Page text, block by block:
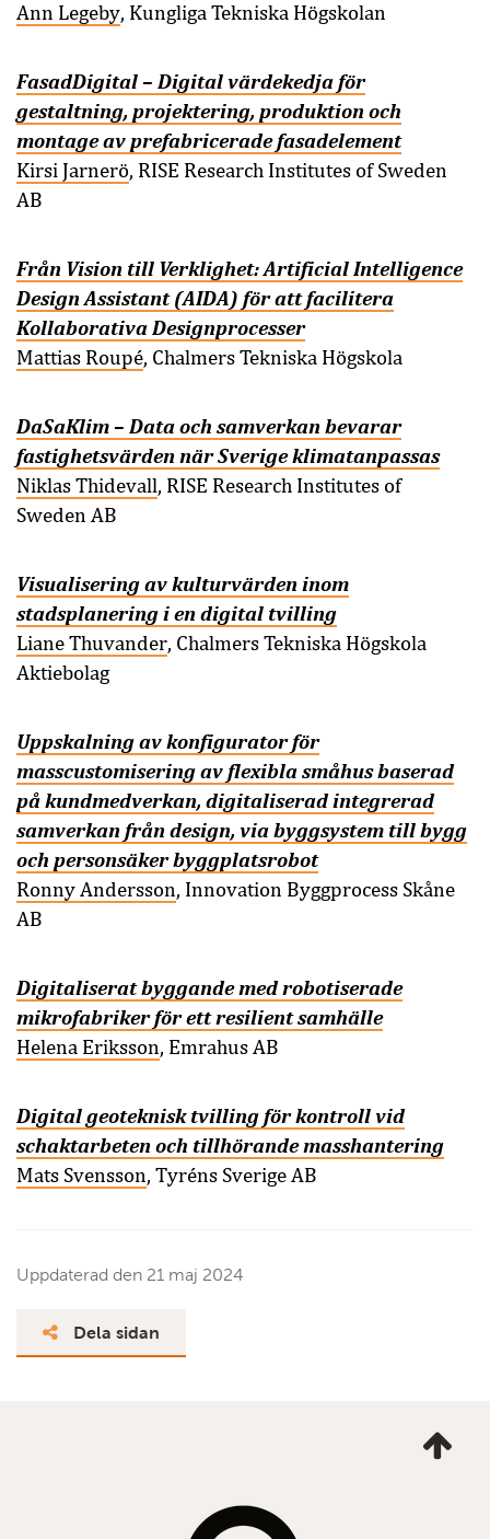
Ann Legeby, Kungliga Tekniska Högskolan
FasadDigital – Digital värdekedja för
gestaltning, projektering, produktion och
montage av prefabricerade fasadelement
Kirsi Jarnerö, RISE Research Institutes of Sweden
AB
Från Vision till Verklighet: Artificial Intelligence
Design Assistant (AIDA) för att facilitera
Kollaborativa Designprocesser
Mattias Roupé, Chalmers Tekniska Högskola
DaSaKlim – Data och samverkan bevarar
fastighetsvärden när Sverige klimatanpassas
Niklas Thidevall, RISE Research Institutes of
Sweden AB
Visualisering av kulturvärden inom
stadsplanering i en digital tvilling
Liane Thuvander, Chalmers Tekniska Högskola
Aktiebolag
Uppskalning av konfigurator för
masscustomisering av flexibla småhus baserad
på kundmedverkan, digitaliserad integrerad
samverkan från design, via byggsystem till bygg
och personsäker byggplatsrobot
Ronny Andersson, Innovation Byggprocess Skåne
AB
Digitaliserat byggande med robotiserade
mikrofabriker för ett resilient samhälle
Helena Eriksson, Emrahus AB
Digital geoteknisk tvilling för kontroll vid
schaktarbeten och tillhörande masshantering
Mats Svensson, Tyréns Sverige AB
Uppdaterad den 21 maj 2024
Dela sidan
mig